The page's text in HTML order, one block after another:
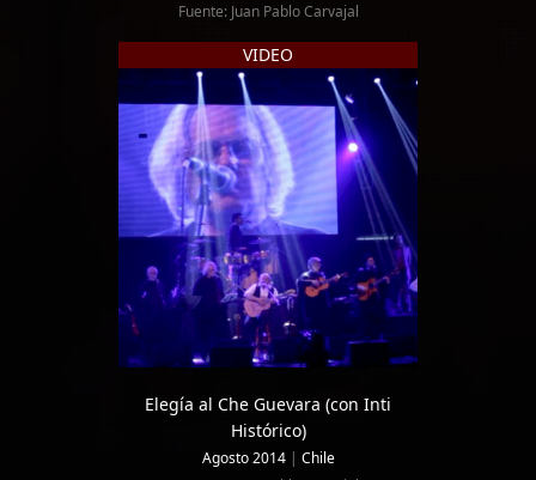
Fuente: Juan Pablo Carvajal
VIDEO
Elegía al Che Guevara (con Inti
Histórico)
Agosto 2014 | Chile